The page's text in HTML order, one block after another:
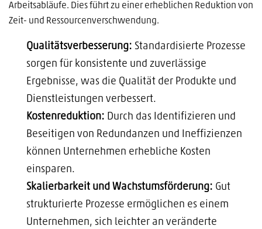
Arbeitsabläufe. Dies führt zu einer erheblichen Reduktion von
Zeit- und Ressourcenverschwendung.
Qualitätsverbesserung: Standardisierte Prozesse
sorgen für konsistente und zuverlässige
Ergebnisse, was die Qualität der Produkte und
Dienstleistungen verbessert.
Kostenreduktion: Durch das Identifizieren und
Beseitigen von Redundanzen und Ineffizienzen
können Unternehmen erhebliche Kosten
einsparen.
Skalierbarkeit und Wachstumsförderung: Gut
strukturierte Prozesse ermöglichen es einem
Unternehmen, sich leichter an veränderte